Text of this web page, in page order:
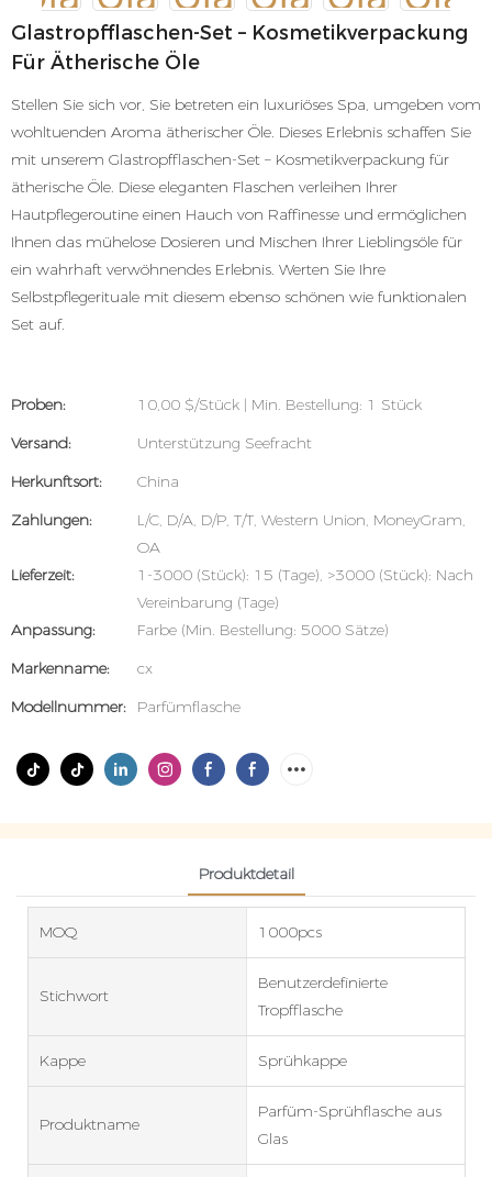
Glastropfflaschen-Set – Kosmetikverpackung
Für Ätherische Öle
Stellen Sie sich vor, Sie betreten ein luxuriöses Spa, umgeben vom
wohltuenden Aroma ätherischer Öle. Dieses Erlebnis schaffen Sie
mit unserem Glastropfflaschen-Set – Kosmetikverpackung für
ätherische Öle. Diese eleganten Flaschen verleihen Ihrer
Hautpflegeroutine einen Hauch von Raffinesse und ermöglichen
Ihnen das mühelose Dosieren und Mischen Ihrer Lieblingsöle für
ein wahrhaft verwöhnendes Erlebnis. Werten Sie Ihre
Selbstpflegerituale mit diesem ebenso schönen wie funktionalen
Set auf.
Proben:
10,00 $/Stück | Min. Bestellung: 1 Stück
Versand:
Unterstützung Seefracht
Herkunftsort:
China
Zahlungen:
L/C, D/A, D/P, T/T, Western Union, MoneyGram,
OA
Lieferzeit:
1-3000 (Stück): 15 (Tage), >3000 (Stück): Nach
Vereinbarung (Tage)
Anpassung:
Farbe (Min. Bestellung: 5000 Sätze)
Markenname:
cx
Modellnummer:
Parfümflasche
Produktdetail
MOQ 1000pcs
Stichwort
Benutzerdefinierte
Tropfflasche
Kappe Sprühkappe
Produktname
Parfüm-Sprühflasche aus
Glas